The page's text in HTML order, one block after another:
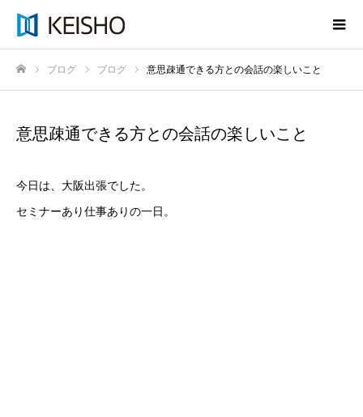
ブログ ブログ 意思疎通できる方との会話の楽しいこと
意思疎通できる方との会話の楽しいこと
今日は、大阪出張でした。
セミナーあり仕事ありの一日。